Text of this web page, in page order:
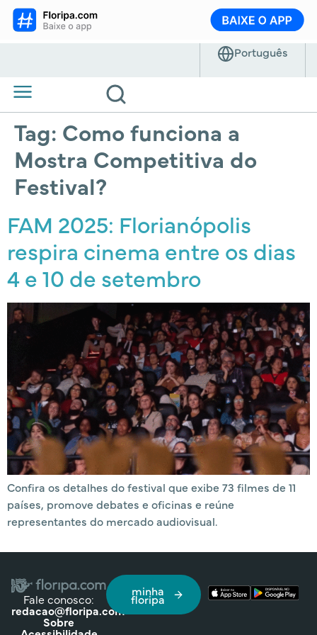
Tag: Como funciona a
Mostra Competitiva do
Festival?
FAM 2025: Florianópolis
respira cinema entre os dias
4 e 10 de setembro
Confira os detalhes do festival que exibe 73 filmes de 11
países, promove debates e oficinas e reúne
representantes do mercado audiovisual.
Fale conosco:
redacao@floripa.com
Sobre
minha
floripa